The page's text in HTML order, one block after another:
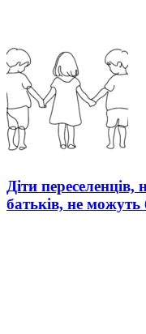
Діти переселенців,
батьків, не